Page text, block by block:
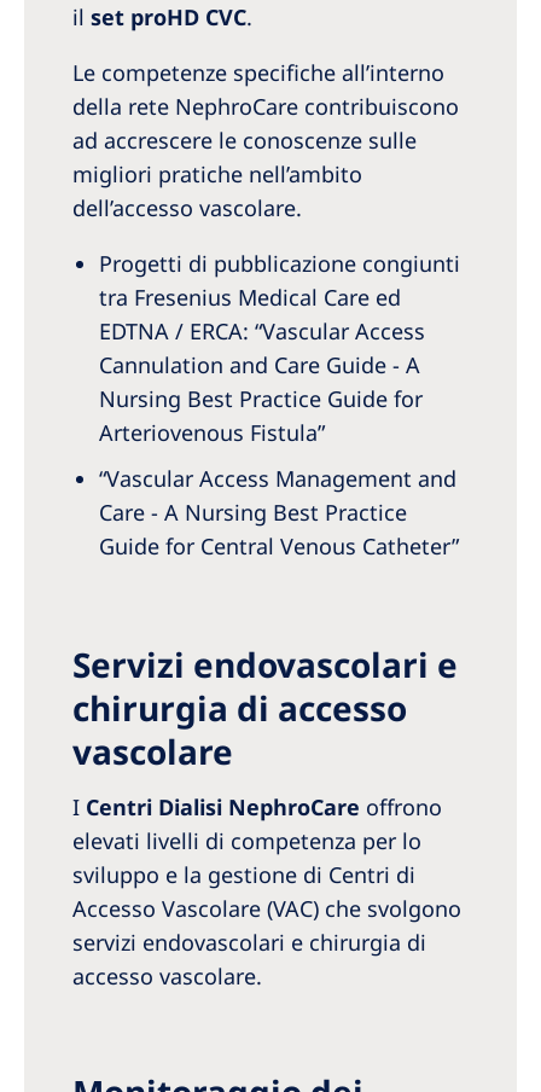
il set proHD CVC.
Le competenze specifiche all’interno
della rete NephroCare contribuiscono
ad accrescere le conoscenze sulle
migliori pratiche nell’ambito
dell’accesso vascolare.
Progetti di pubblicazione congiunti
tra Fresenius Medical Care ed
EDTNA / ERCA: “Vascular Access
Cannulation and Care Guide - A
Nursing Best Practice Guide for
Arteriovenous Fistula”
“Vascular Access Management and
Care - A Nursing Best Practice
Guide for Central Venous Catheter”
Servizi endovascolari e
chirurgia di accesso
vascolare
I Centri Dialisi NephroCare offrono
elevati livelli di competenza per lo
sviluppo e la gestione di Centri di
Accesso Vascolare (VAC) che svolgono
servizi endovascolari e chirurgia di
accesso vascolare.